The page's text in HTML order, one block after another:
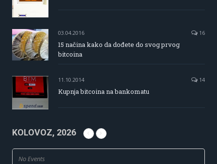
03.04.2016 16
15 načina kako da dođete do svog prvog
bitcoina
11.10.2014 14
Kupnja bitcoina na bankomatu
KOLOVOZ, 2026
No Events